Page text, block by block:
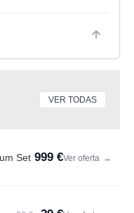
VER TODAS
Set 999 €Ver oferta →